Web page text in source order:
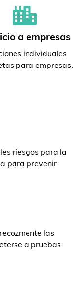
a empresas
individuales
para empresas.
riesgos para la
para prevenir
las
a pruebas